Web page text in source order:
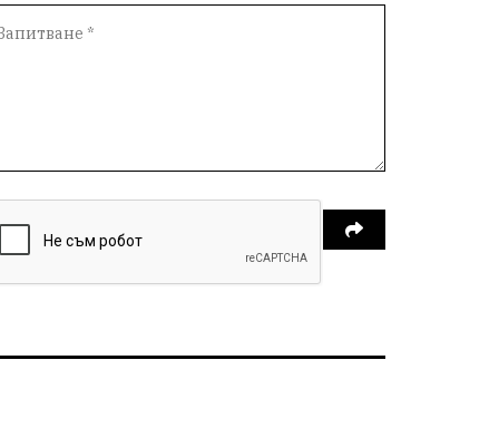
място
кауза Средно село
литература Белоградец